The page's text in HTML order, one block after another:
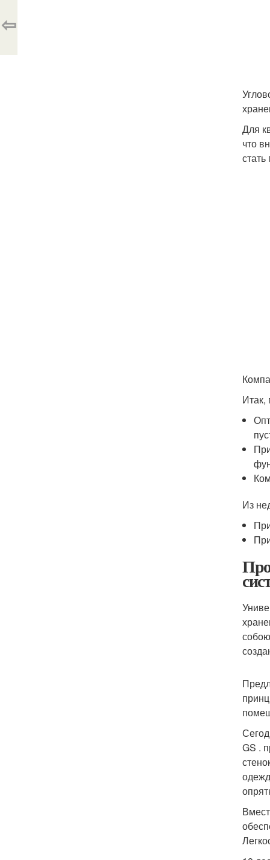
Для
что
Итак,
Из
GS .
⇦